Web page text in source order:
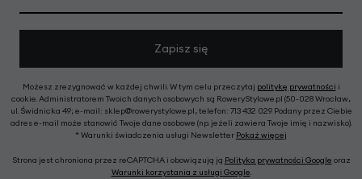
Zapisz się
Możesz zrezygnować w każdej chwili. W tym celu przeczytaj politykę prywatności i
cookie. Administratorem Twoich danych osobowych są RoweryStylowe.pl (50-028 Wrocław,
ul. Świdnicka 49; e-mail: sklep@rowerystylowe.pl, telefon: 713 432 029. Podany przez Ciebie
adres e-mail może stanowić Twoje dane osobowe (np. jeżeli zawiera Twoje imię i nazwisko).
* Warunki świadczenia usługi Newsletter Pokaż więcej
Strona jest chroniona przez reCAPTCHA i obowiązują ją Polityka prywatności Google oraz
Warunki korzystania z usługi Google.